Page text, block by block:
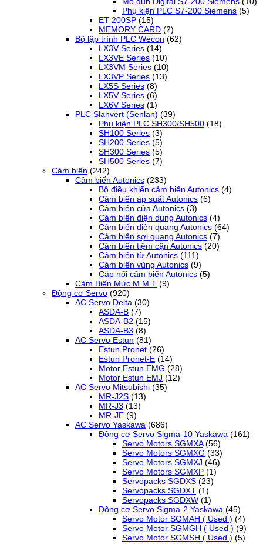
Phụ kiện PLC S7-200 Siemens (5)
ET 200SP (15)
MEMORY CARD (2)
Bộ lập trình PLC Wecon (62)
LX3V Series (14)
LX3VE Series (10)
LX3VM Series (10)
LX3VP Series (13)
LX5S Series (8)
LX5V Series (6)
LX6V Series (1)
PLC Slanvert (Senlan) (39)
Phụ kiện PLC SH300/SH500 (18)
SH100 Series (3)
SH200 Series (5)
SH300 Series (5)
SH500 Series (7)
Cảm biến (242)
Cảm biến Autonics (233)
Bộ điều khiển cảm biến Autonics (4)
Cảm biến áp suất Autonics (6)
Cảm biến cửa Autonics (3)
Cảm biến điện dung Autonics (4)
Cảm biến điện quang Autonics (64)
Cảm biến sợi quang Autonics (7)
Cảm biến tiệm cận Autonics (20)
Cảm biến từ Autonics (111)
Cảm biến vùng Autonics (9)
Cáp nối cảm biến Autonics (5)
Cảm Biến Mức M.M.T (9)
Động cơ Servo (920)
AC Servo Delta (30)
ASDA-B (7)
ASDA-B2 (15)
ASDA-B3 (8)
AC Servo Estun (81)
Estun Pronet (26)
Estun Pronet-E (14)
Motor Estun EMG (28)
Motor Estun EMJ (12)
AC Servo Mitsubishi (35)
MR-J2S (13)
MR-J3 (13)
MR-JE (9)
AC Servo Yaskawa (686)
Động cơ Servo Sigma-10 Yaskawa (161)
Servo Motors SGMXA (56)
Servo Motors SGMXG (33)
Servo Motors SGMXJ (46)
Servo Motors SGMXP (1)
Servopacks SGDXS (23)
Servopacks SGDXT (1)
Servopacks SGDXW (1)
Động cơ Servo Sigma-2 Yaskawa (45)
Servo Motor SGMAH ( Used ) (4)
Servo Motor SGMGH ( Used ) (9)
Servo Motor SGMSH ( Used ) (5)